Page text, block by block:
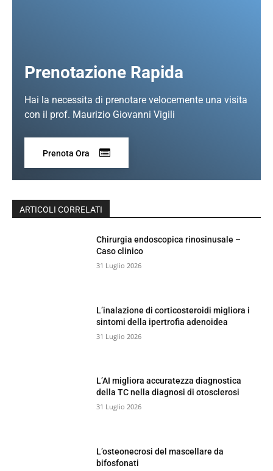
Prenotazione Rapida
Hai la necessita di prenotare velocemente una visita
con il prof. Maurizio Giovanni Vigili
Prenota Ora
ARTICOLI CORRELATI
Chirurgia endoscopica rinosinusale –
Caso clinico
31 Luglio 2026
L’inalazione di corticosteroidi migliora i
sintomi della ipertrofia adenoidea
31 Luglio 2026
L’AI migliora accuratezza diagnostica
della TC nella diagnosi di otosclerosi
31 Luglio 2026
L’osteonecrosi del mascellare da
bifosfonati